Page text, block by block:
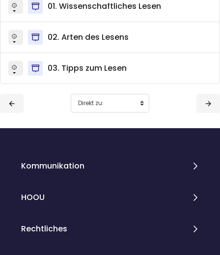
01. Wissenschaftliches Lesen
02. Arten des Lesens
03. Tipps zum Lesen
Kommunikation
HOOU
Rechtliches